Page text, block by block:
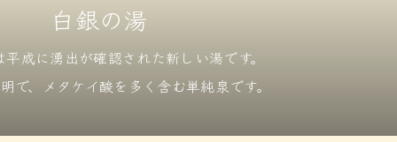
白銀の湯
平成に湧出が確認された新しい湯です。
で、メタケイ酸を 多く含む単純泉です。